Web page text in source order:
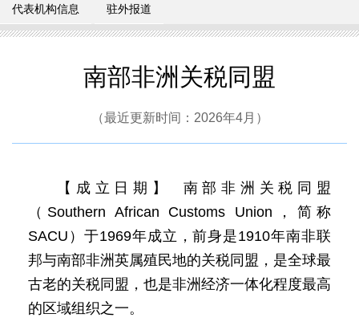
代表机构信息 驻外报道
南部非洲关税同盟
（最近更新时间：2026年4月）
【成立日期】 南部非洲关税同盟
（Southern African Customs Union，简称
SACU）于1969年成立，前身是1910年南非联
邦与南部非洲英属殖民地的关税同盟，是全球最
古老的关税同盟，也是非洲经济一体化程度最高
的区域组织之一。